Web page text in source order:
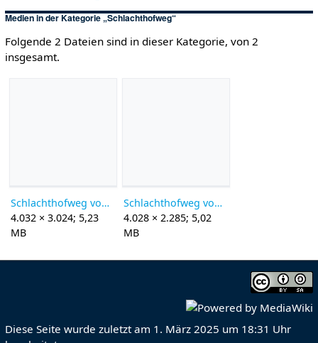
Medien in der Kategorie „Schlachthofweg“
Folgende 2 Dateien sind in dieser Kategorie, von 2
insgesamt.
Schlachthofweg von Norden.jpg
4.032 × 3.024; 5,23
MB
Schlachthofweg von Süden.jpg
4.028 × 2.285; 5,02
MB
Diese Seite wurde zuletzt am 1. März 2025 um 18:31 Uhr